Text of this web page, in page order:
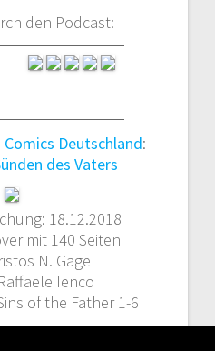
den Podcast:
Comics Deutschland:
des Vaters
18.12.2018
mit 140 Seiten
N. Gage
Ienco
of the Father 1-6